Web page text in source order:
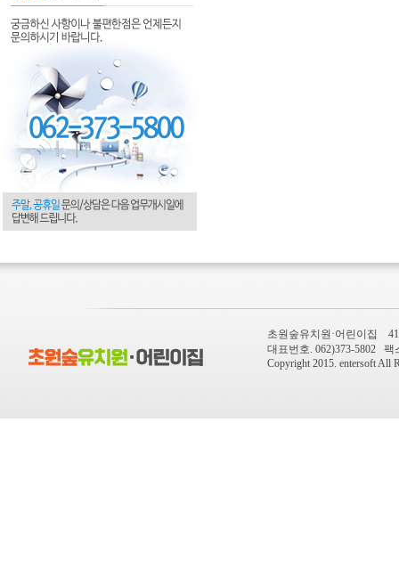
초원숲유치원·어린이집
대표번호. 062)373-5802 팩
Copyright 2015. entersoftAll